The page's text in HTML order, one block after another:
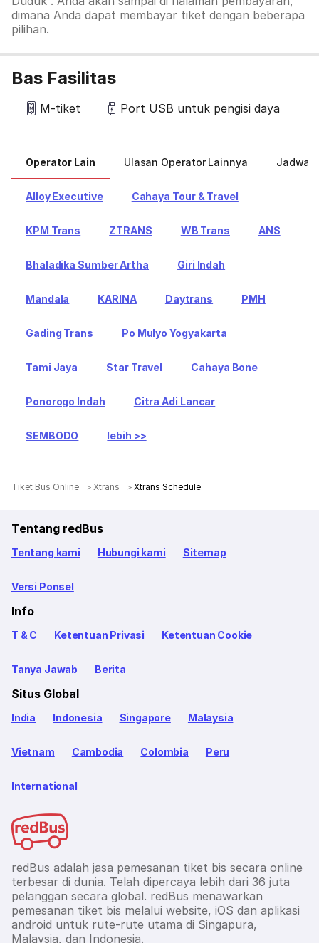
dimana Anda dapat membayar tiket dengan beberapa
pilihan.
Bas Fasilitas
M-tiket Port USB untuk pengisi daya
Operator Lain Ulasan Operator Lainnya Jadwal
Alloy Executive Cahaya Tour & Travel
KPM Trans ZTRANS WB Trans ANS
Bhaladika Sumber Artha Giri Indah
Mandala KARINA Daytrans PMH
Gading Trans Po Mulyo Yogyakarta
Tami Jaya Star Travel Cahaya Bone
Ponorogo Indah Citra Adi Lancar
SEMBODO lebih >>
Tiket Bus Online Xtrans Xtrans Schedule
Tentang redBus
Tentang kami Hubungi kami Sitemap
Versi Ponsel
Info
T & C Ketentuan Privasi Ketentuan Cookie
Tanya Jawab Berita
Situs Global
India Indonesia Singapore Malaysia
Vietnam Cambodia Colombia Peru
International
redBus adalah jasa pemesanan tiket bis secara online
terbesar di dunia. Telah dipercaya lebih dari 36 juta
pelanggan secara global. redBus menawarkan
pemesanan tiket bis melalui website, iOS dan aplikasi
android untuk rute-rute utama di Singapura,
Malaysia, dan Indonesia.